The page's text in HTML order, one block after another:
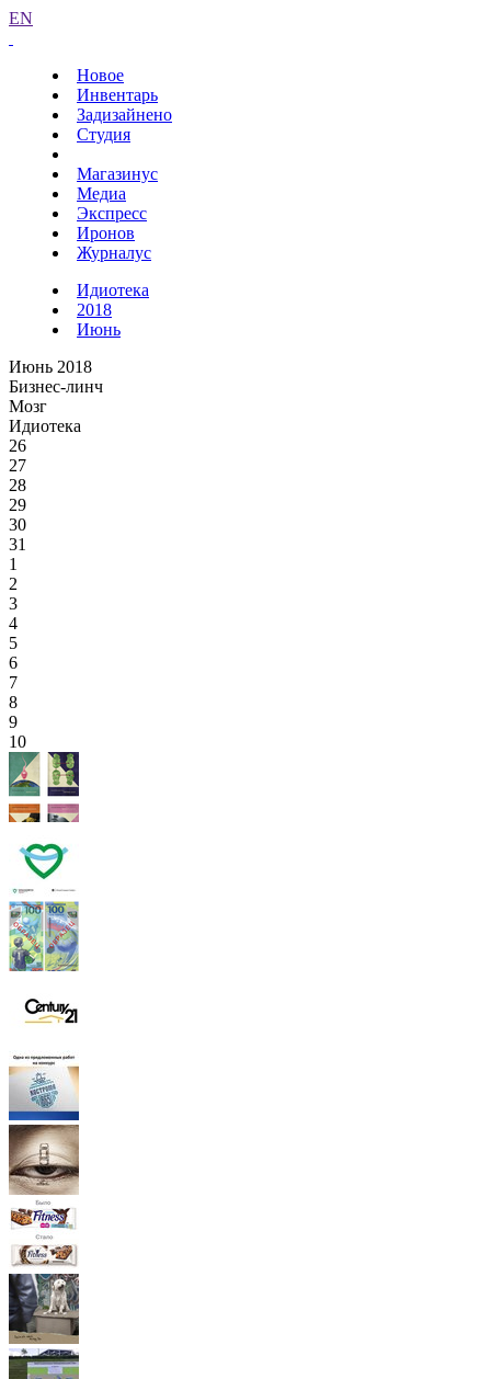
EN
Новое
Инвентарь
Задизайнено
Студия
Магазинус
Медиа
Экспресс
Иронов
Журналус
Идиотека
2018
Июнь
Июнь 2018
Бизнес-линч
Мозг
Идиотека
26
27
28
29
30
31
1
2
3
4
5
6
7
8
9
10